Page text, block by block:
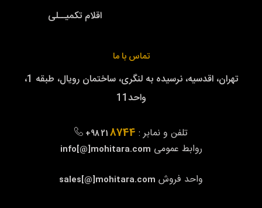
اقلام تکمیــلی
تماس با ما
تهران، اقدسیه، نرسیده به لنگری، ساختمان رویال، طبقه 1،
واحد11
تلفن و نمابر : +98 218744
روابط عمومی info[@]mohitara.com
واحد فروش sales[@]mohitara.com